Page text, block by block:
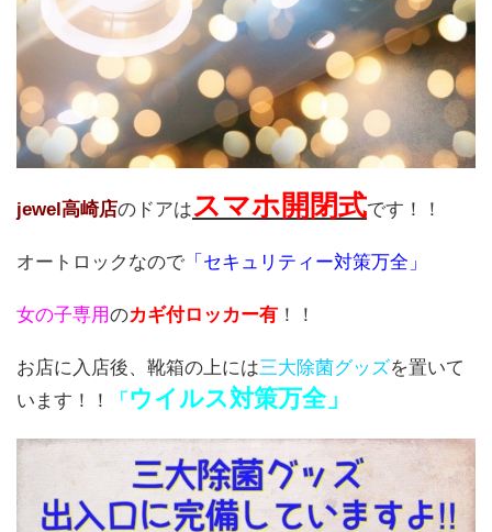
jewel高崎店のドアはスマホ開閉式です！！
オートロックなので 「セキュリティー対策万全」
女の子専用のカギ付ロッカー有 ！！
お店に入店後、靴箱の上には三大除菌グッズを置いて
います！！
「 ウイルス対策万全」